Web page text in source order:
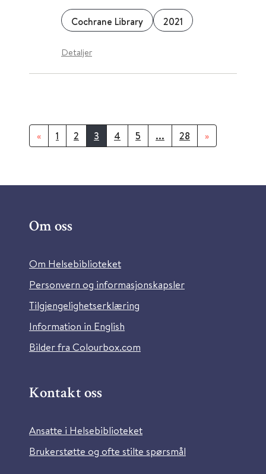
Cochrane Library 2021
Detaljer
« 1 2 3 4 5 ... 28 »
Om oss
Om Helsebiblioteket
Personvern og informasjonskapsler
Tilgjengelighetserklæring
Information in English
Bilder fra Colourbox.com
Kontakt oss
Ansatte i Helsebiblioteket
Brukerstøtte og ofte stilte spørsmål